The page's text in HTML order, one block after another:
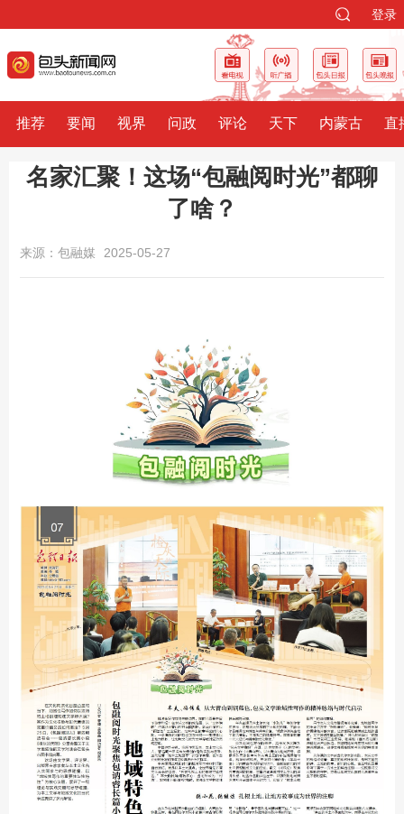
登录
推荐 要闻 视界 问政 评论 天下 内蒙古 直
名家汇聚！这场“包融阅时光”都聊
了啥？
来源：包融媒 2025-05-27